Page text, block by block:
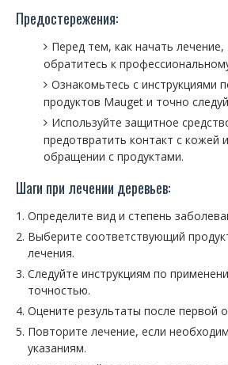
Предостережения:
Перед тем, как начать
обратитесь к
Ознакомьтесь с инструкциями
продуктов Mauget и точно
Используйте защитное
предотвратить контакт с кожей
обращении с продуктами.
Шаги при лечении деревьев:
Определите вид и степень
Выберите соответствующий
лечения.
Следуйте инструкциям по
точностью.
Оцените результаты после первой
Повторите лечение, если
указаниям.